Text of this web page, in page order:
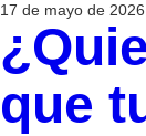
17 de mayo de 2026
que